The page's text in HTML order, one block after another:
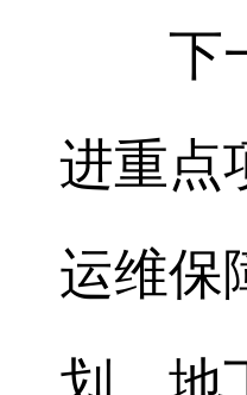
下
进重点
运维保